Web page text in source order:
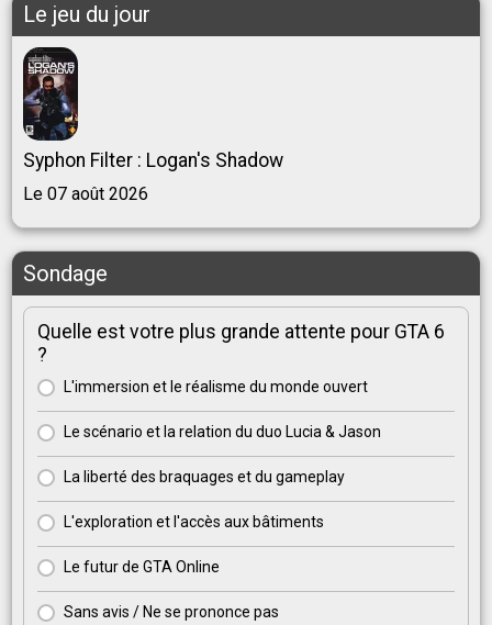
Le jeu du jour
Syphon Filter : Logan's Shadow
Le 07 août 2026
Sondage
Quelle est votre plus grande attente pour GTA 6
?
L'immersion et le réalisme du monde ouvert
Le scénario et la relation du duo Lucia & Jason
La liberté des braquages et du gameplay
L'exploration et l'accès aux bâtiments
Le futur de GTA Online
Sans avis / Ne se prononce pas